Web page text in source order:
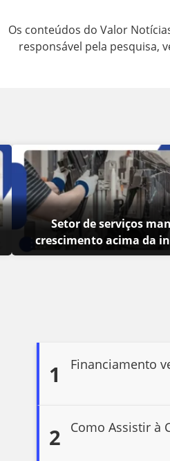
Os conteúdos do Valor
responsável pela pesquisa,
Setor de serviços
crescimento acima da
1 Financiamento
2 Como Assistir à